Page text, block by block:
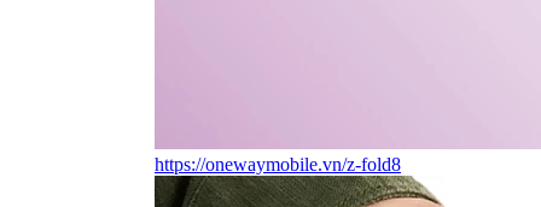
https://onewaymobile.vn/z-fold8